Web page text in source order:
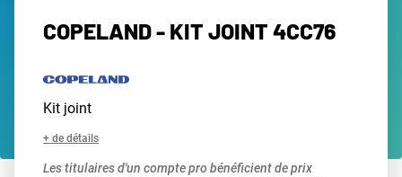
COPELAND - KIT JOINT 4CC76
Kit joint
+ de détails
Les titulaires d'un compte pro bénéficient de prix